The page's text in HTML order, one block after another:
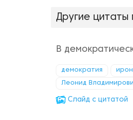
Другие цитаты
В
демократия
Леонид
Cлайд с цитатой